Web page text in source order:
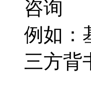
咨询
例如：
三方背